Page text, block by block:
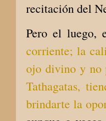
recitación del
Pero el
corriente; la
ojo divino y no
Tathagatas,
brindarte la